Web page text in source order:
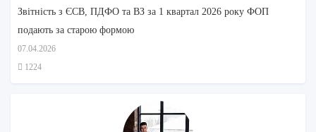
Звітність з ЄСВ, ПДФО та ВЗ за 1 квартал 2026 року ФОП
подають за старою формою
07.04.2026
1224